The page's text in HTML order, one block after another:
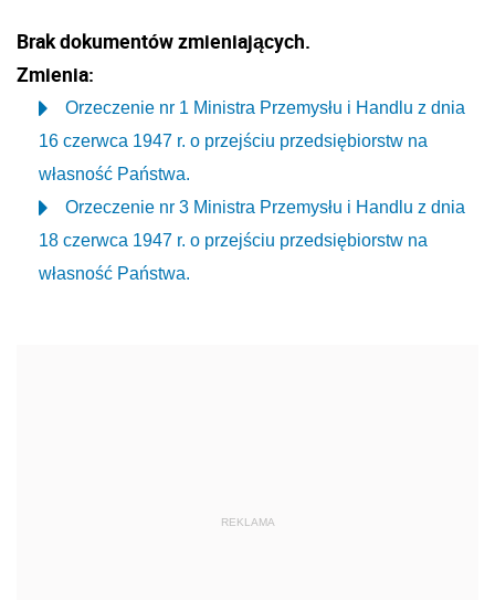
Brak dokumentów zmieniających.
Zmienia:
Orzeczenie nr 1 Ministra Przemysłu i Handlu z dnia
16 czerwca 1947 r. o przejściu przedsiębiorstw na
własność Państwa.
Orzeczenie nr 3 Ministra Przemysłu i Handlu z dnia
18 czerwca 1947 r. o przejściu przedsiębiorstw na
własność Państwa.